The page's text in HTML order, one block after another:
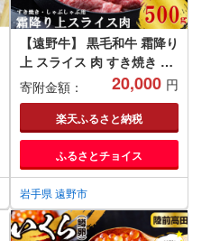
【遠野牛】 黒毛和牛 霜降り
上 スライス 肉 すき焼き し
ゃぶしゃぶ 用500g いわて
門崎牛牧場 高級肉 肉 ギフ
ト お取り寄せ グルメ 和牛
ブランド牛 国産牛 高級 贈
り物 贈答品 御祝 御礼 国産
岩手県 遠野市 牛肉
寄附金額： 20,000 円
楽天ふるさと納税
ふるさとチョイス
岩手県 遠野市